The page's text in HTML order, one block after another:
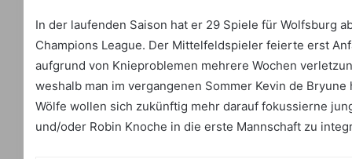
In der laufenden Saison hat er 29 Spiele für Wolfsburg
Champions League. Der Mittelfeldspieler feierte erst
aufgrund von Knieproblemen mehrere Wochen
weshalb man im vergangenen Sommer Kevin de
Wölfe wollen sich zukünftig mehr darauf fokussierne
und/oder Robin Knoche in die erste Mannschaft zu